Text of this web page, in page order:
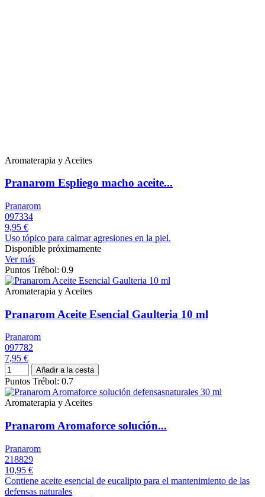
Aromaterapia y Aceites
Pranarom Espliego macho aceite...
Pranarom
097334
9,95 €
Uso tópico para calmar agresiones en la piel.
Disponible próximamente
Ver más
Puntos Trébol: 0.9
Aromaterapia y Aceites
Pranarom Aceite Esencial Gaulteria 10 ml
Pranarom
097782
7,95 €
Añadir a la cesta
Puntos Trébol: 0.7
Aromaterapia y Aceites
Pranarom Aromaforce solución...
Pranarom
218829
10,95 €
Contiene aceite esencial de eucalipto para el mantenimiento de las
defensas naturales